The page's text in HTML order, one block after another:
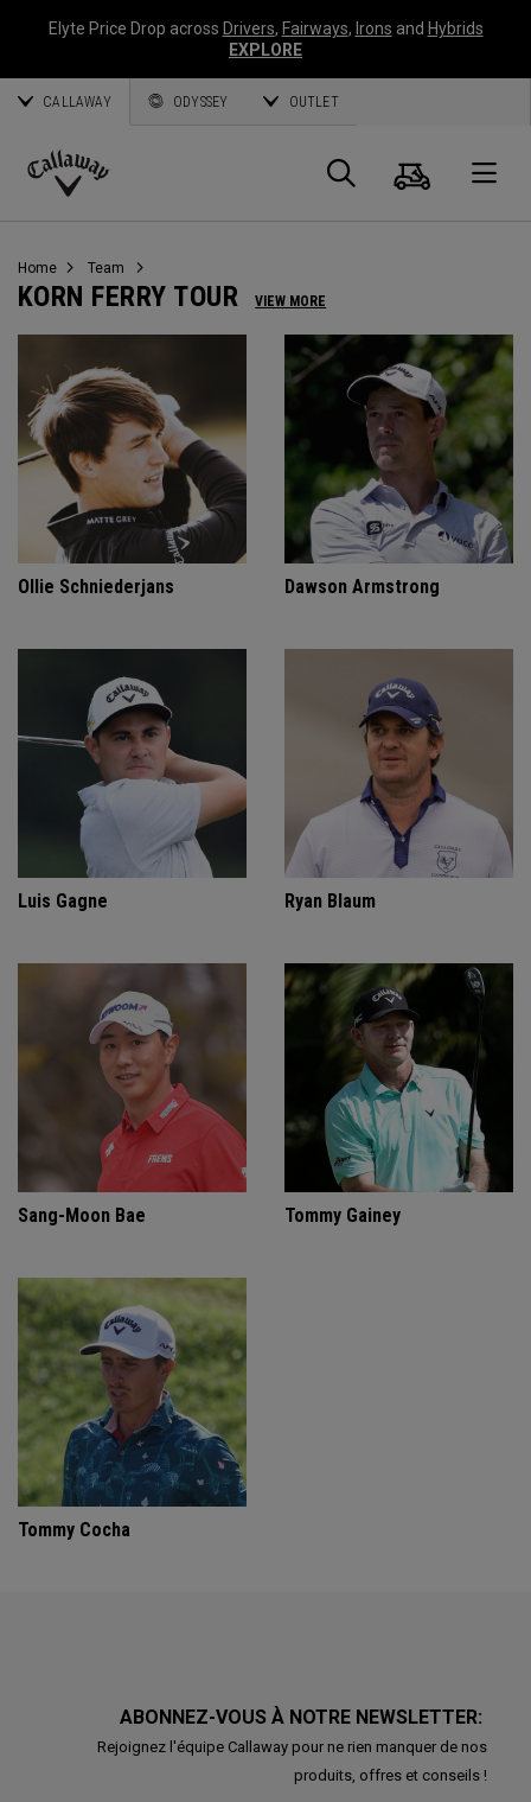
Elyte Price Drop across Drivers, Fairways, Irons and Hybrids
EXPLORE
CALLAWAY ODYSSEY OUTLET
Callaway
Panier
Home Team
KORN FERRY TOUR VIEW MORE
Ollie Schniederjans Dawson Armstrong
Luis Gagne Ryan Blaum
Sang-Moon Bae Tommy Gainey
Tommy Cocha
ABONNEZ-VOUS À NOTRE NEWSLETTER:
Rejoignez l'équipe Callaway pour ne rien manquer de nos
produits, offres et conseils !